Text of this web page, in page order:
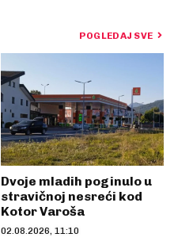
POGLEDAJ SVE
Dvoje mladih poginulo u
stravičnoj nesreći kod
Kotor Varoša
02.08.2026, 11:10